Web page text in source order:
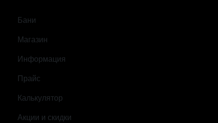
Бани
Магазин
Информация
Прайс
Калькулятор
Акции и скидки